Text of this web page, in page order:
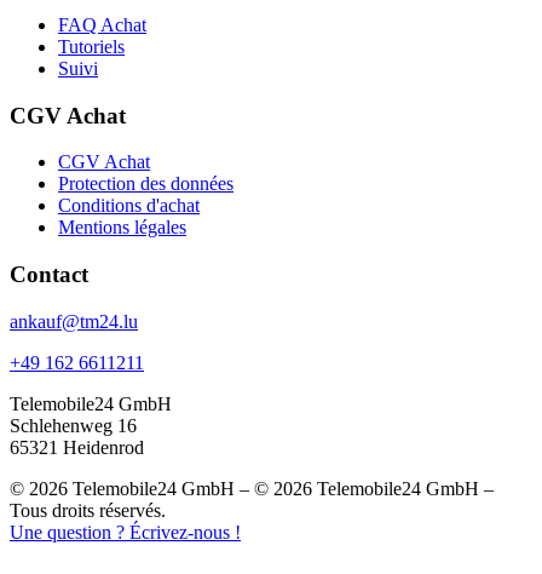
FAQ Achat
Tutoriels
Suivi
CGV Achat
CGV Achat
Protection des données
Conditions d'achat
Mentions légales
Contact
ankauf@tm24.lu
+49 162 6611211
Telemobile24 GmbH
Schlehenweg 16
65321 Heidenrod
© 2026 Telemobile24 GmbH – © 2026 Telemobile24 GmbH –
Tous droits réservés.
Une question ? Écrivez-nous !